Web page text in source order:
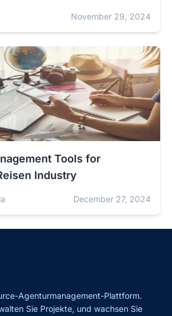
November 29, 2024
Tools for
Industry
December 27, 2024
Agenturmanagement-Plattform.
Sie Projekte, und wachsen Sie